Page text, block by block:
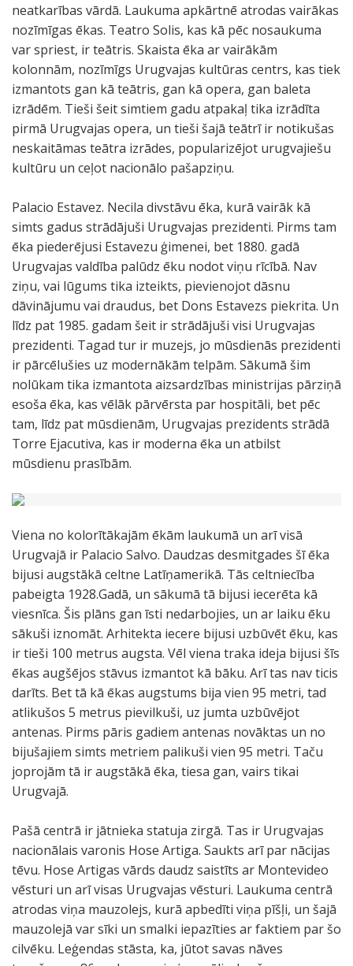
neatkarības vārdā. Laukuma apkārtnē atrodas vairākas
nozīmīgas ēkas. Teatro Solis, kas kā pēc nosaukuma
var spriest, ir teātris. Skaista ēka ar vairākām
kolonnām, nozīmīgs Urugvajas kultūras centrs, kas tiek
izmantots gan kā teātris, gan kā opera, gan baleta
izrādēm. Tieši šeit simtiem gadu atpakaļ tika izrādīta
pirmā Urugvajas opera, un tieši šajā teātrī ir notikušas
neskaitāmas teātra izrādes, popularizējot urugvajiešu
kultūru un ceļot nacionālo pašapziņu.
Palacio Estavez. Necila divstāvu ēka, kurā vairāk kā
simts gadus strādājuši Urugvajas prezidenti. Pirms tam
ēka piederējusi Estavezu ģimenei, bet 1880. gadā
Urugvajas valdība palūdz ēku nodot viņu rīcībā. Nav
ziņu, vai lūgums tika izteikts, pievienojot dāsnu
dāvinājumu vai draudus, bet Dons Estavezs piekrita. Un
līdz pat 1985. gadam šeit ir strādājuši visi Urugvajas
prezidenti. Tagad tur ir muzejs, jo mūsdienās prezidenti
ir pārcēlušies uz modernākām telpām. Sākumā šim
nolūkam tika izmantota aizsardzības ministrijas pārziņā
esoša ēka, kas vēlāk pārvērsta par hospitāli, bet pēc
tam, līdz pat mūsdienām, Urugvajas prezidents strādā
Torre Ejacutiva, kas ir moderna ēka un atbilst
mūsdienu prasībām.
Viena no kolorītākajām ēkām laukumā un arī visā
Urugvajā ir Palacio Salvo. Daudzas desmitgades šī ēka
bijusi augstākā celtne Latīņamerikā. Tās celtniecība
pabeigta 1928.Gadā, un sākumā tā bijusi iecerēta kā
viesnīca. Šis plāns gan īsti nedarbojies, un ar laiku ēku
sākuši iznomāt. Arhitekta iecere bijusi uzbūvēt ēku, kas
ir tieši 100 metrus augsta. Vēl viena traka ideja bijusi šīs
ēkas augšējos stāvus izmantot kā bāku. Arī tas nav ticis
darīts. Bet tā kā ēkas augstums bija vien 95 metri, tad
atlikušos 5 metrus pievilkuši, uz jumta uzbūvējot
antenas. Pirms pāris gadiem antenas novāktas un no
bijušajiem simts metriem palikuši vien 95 metri. Taču
joprojām tā ir augstākā ēka, tiesa gan, vairs tikai
Urugvajā.
Pašā centrā ir jātnieka statuja zirgā. Tas ir Urugvajas
nacionālais varonis Hose Artiga. Saukts arī par nācijas
tēvu. Hose Artigas vārds daudz saistīts ar Montevideo
vēsturi un arī visas Urugvajas vēsturi. Laukuma centrā
atrodas viņa mauzolejs, kurā apbedīti viņa pīšļi, un šajā
mauzolejā var sīki un smalki iepazīties ar faktiem par šo
cilvēku. Leģendas stāsta, ka, jūtot savas nāves